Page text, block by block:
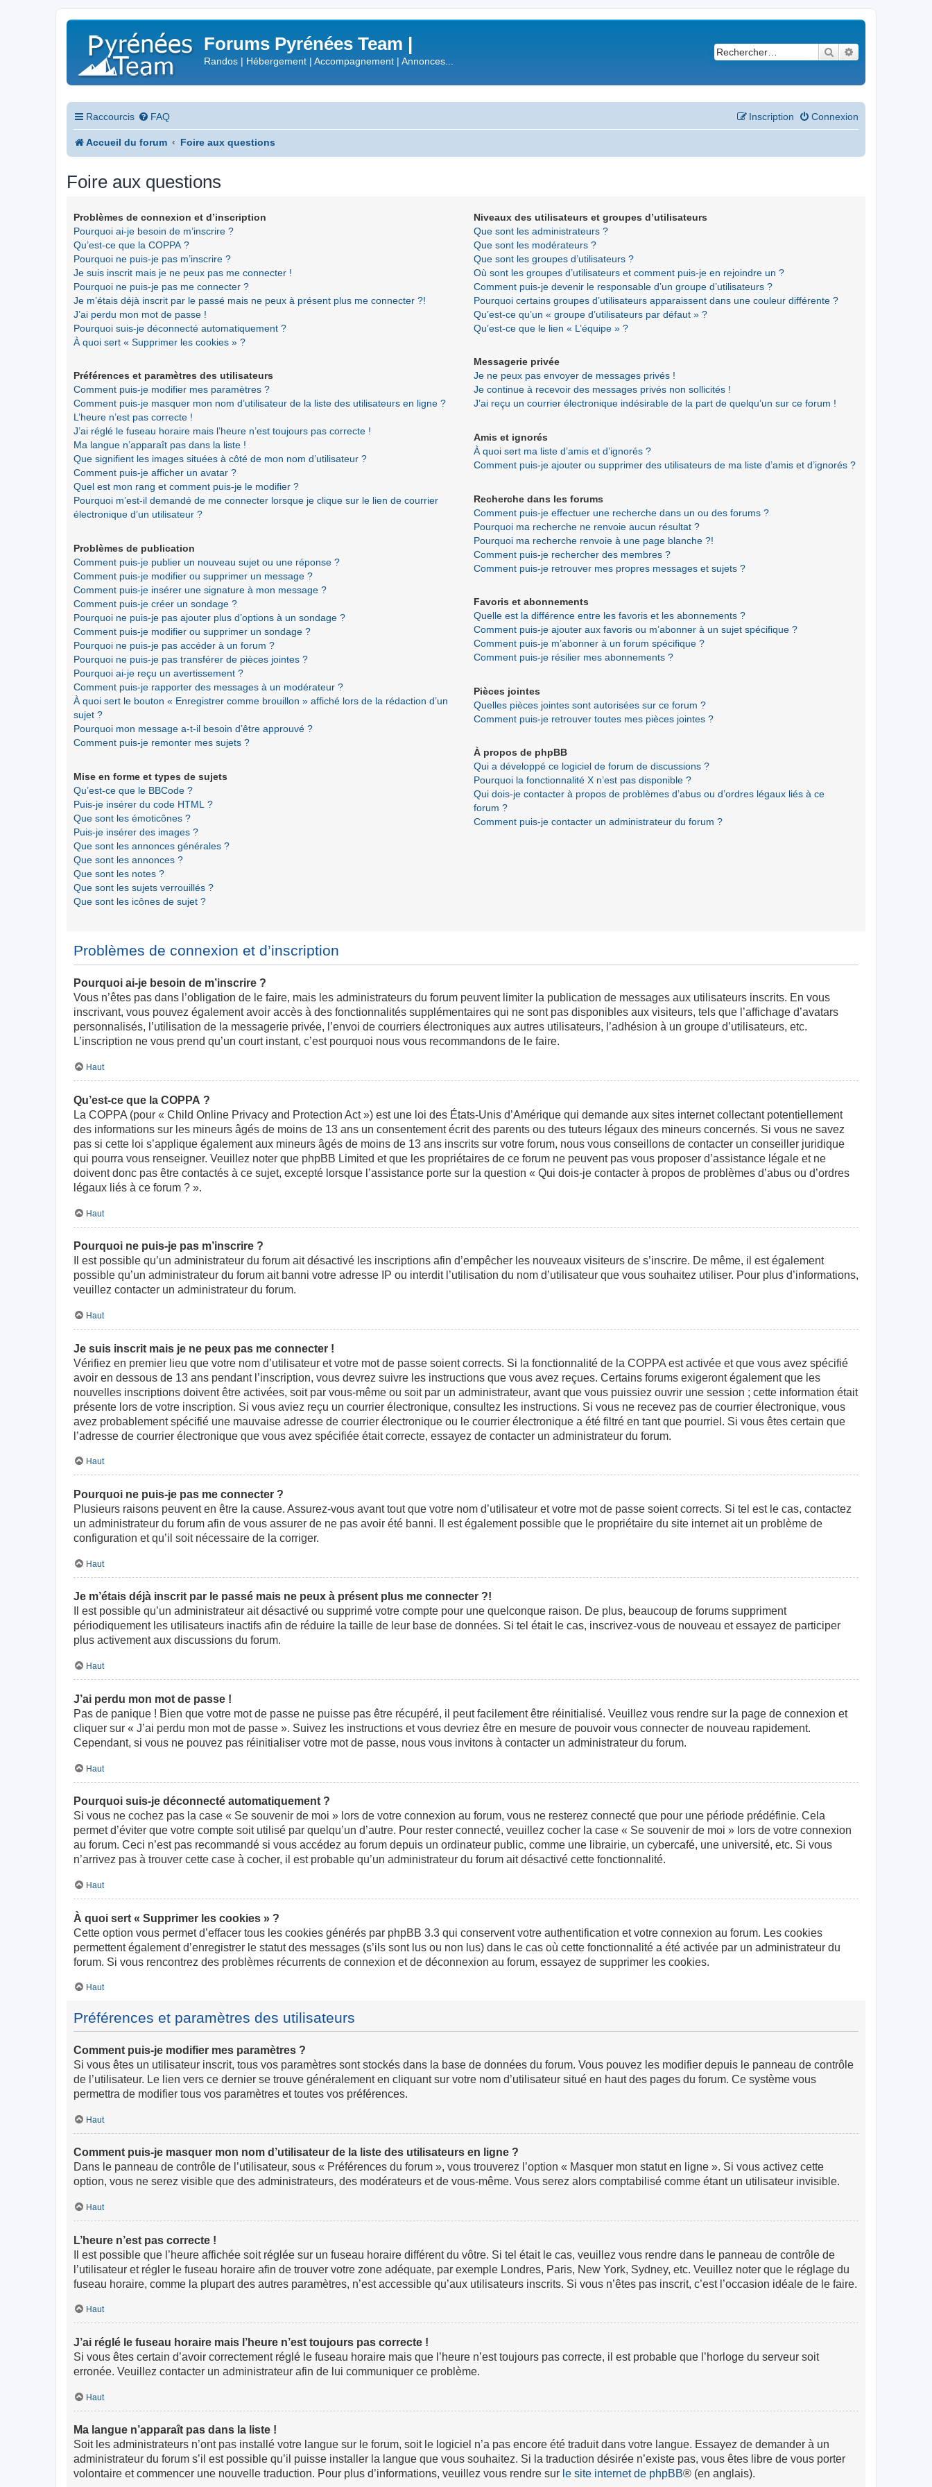
Forums Pyrénées Team |
Randos | Hébergement | Accompagnement | Annonces...
Rechercher
Raccourcis FAQ Connexion
Inscription
Accueil du forum Foire aux questions
Foire aux questions
Problèmes de connexion et d’inscription
Pourquoi ai-je besoin de m’inscrire ?
Qu’est-ce que la COPPA ?
Pourquoi ne puis-je pas m’inscrire ?
Je suis inscrit mais je ne peux pas me connecter !
Pourquoi ne puis-je pas me connecter ?
Je m’étais déjà inscrit par le passé mais ne peux à présent plus me connecter ?!
J’ai perdu mon mot de passe !
Pourquoi suis-je déconnecté automatiquement ?
À quoi sert « Supprimer les cookies » ?
Préférences et paramètres des utilisateurs
Comment puis-je modifier mes paramètres ?
Comment puis-je masquer mon nom d’utilisateur de la liste des utilisateurs en ligne ?
L’heure n’est pas correcte !
J’ai réglé le fuseau horaire mais l’heure n’est toujours pas correcte !
Ma langue n’apparaît pas dans la liste !
Que signifient les images situées à côté de mon nom d’utilisateur ?
Comment puis-je afficher un avatar ?
Quel est mon rang et comment puis-je le modifier ?
Pourquoi m’est-il demandé de me connecter lorsque je clique sur le lien de courrier
électronique d’un utilisateur ?
Problèmes de publication
Comment puis-je publier un nouveau sujet ou une réponse ?
Comment puis-je modifier ou supprimer un message ?
Comment puis-je insérer une signature à mon message ?
Comment puis-je créer un sondage ?
Pourquoi ne puis-je pas ajouter plus d’options à un sondage ?
Comment puis-je modifier ou supprimer un sondage ?
Pourquoi ne puis-je pas accéder à un forum ?
Pourquoi ne puis-je pas transférer de pièces jointes ?
Pourquoi ai-je reçu un avertissement ?
Comment puis-je rapporter des messages à un modérateur ?
À quoi sert le bouton « Enregistrer comme brouillon » affiché lors de la rédaction d’un
sujet ?
Pourquoi mon message a-t-il besoin d’être approuvé ?
Comment puis-je remonter mes sujets ?
Mise en forme et types de sujets
Qu’est-ce que le BBCode ?
Puis-je insérer du code HTML ?
Que sont les émoticônes ?
Puis-je insérer des images ?
Que sont les annonces générales ?
Que sont les annonces ?
Que sont les notes ?
Que sont les sujets verrouillés ?
Que sont les icônes de sujet ?
Niveaux des utilisateurs et groupes d’utilisateurs
Que sont les administrateurs ?
Que sont les modérateurs ?
Que sont les groupes d’utilisateurs ?
Où sont les groupes d’utilisateurs et comment puis-je en rejoindre un ?
Comment puis-je devenir le responsable d’un groupe d’utilisateurs ?
Pourquoi certains groupes d’utilisateurs apparaissent dans une couleur différente ?
Qu’est-ce qu’un « groupe d’utilisateurs par défaut » ?
Qu’est-ce que le lien « L’équipe » ?
Messagerie privée
Je ne peux pas envoyer de messages privés !
Je continue à recevoir des messages privés non sollicités !
J’ai reçu un courrier électronique indésirable de la part de quelqu’un sur ce forum !
Amis et ignorés
À quoi sert ma liste d’amis et d’ignorés ?
Comment puis-je ajouter ou supprimer des utilisateurs de ma liste d’amis et d’ignorés ?
Recherche dans les forums
Comment puis-je effectuer une recherche dans un ou des forums ?
Pourquoi ma recherche ne renvoie aucun résultat ?
Pourquoi ma recherche renvoie à une page blanche ?!
Comment puis-je rechercher des membres ?
Comment puis-je retrouver mes propres messages et sujets ?
Favoris et abonnements
Quelle est la différence entre les favoris et les abonnements ?
Comment puis-je ajouter aux favoris ou m’abonner à un sujet spécifique ?
Comment puis-je m’abonner à un forum spécifique ?
Comment puis-je résilier mes abonnements ?
Pièces jointes
Quelles pièces jointes sont autorisées sur ce forum ?
Comment puis-je retrouver toutes mes pièces jointes ?
À propos de phpBB
Qui a développé ce logiciel de forum de discussions ?
Pourquoi la fonctionnalité X n’est pas disponible ?
Qui dois-je contacter à propos de problèmes d’abus ou d’ordres légaux liés à ce
forum ?
Comment puis-je contacter un administrateur du forum ?
Problèmes de connexion et d’inscription
Pourquoi ai-je besoin de m’inscrire ?
Vous n’êtes pas dans l’obligation de le faire, mais les administrateurs du forum peuvent limiter la publication de messages aux utilisateurs inscrits. En vous
inscrivant, vous pouvez également avoir accès à des fonctionnalités supplémentaires qui ne sont pas disponibles aux visiteurs, tels que l’affichage d’avatars
personnalisés, l’utilisation de la messagerie privée, l’envoi de courriers électroniques aux autres utilisateurs, l’adhésion à un groupe d’utilisateurs, etc.
L’inscription ne vous prend qu’un court instant, c’est pourquoi nous vous recommandons de le faire.
Haut
Qu’est-ce que la COPPA ?
La COPPA (pour « Child Online Privacy and Protection Act ») est une loi des États-Unis d’Amérique qui demande aux sites internet collectant potentiellement
des informations sur les mineurs âgés de moins de 13 ans un consentement écrit des parents ou des tuteurs légaux des mineurs concernés. Si vous ne savez
pas si cette loi s’applique également aux mineurs âgés de moins de 13 ans inscrits sur votre forum, nous vous conseillons de contacter un conseiller juridique
qui pourra vous renseigner. Veuillez noter que phpBB Limited et que les propriétaires de ce forum ne peuvent pas vous proposer d’assistance légale et ne
doivent donc pas être contactés à ce sujet, excepté lorsque l’assistance porte sur la question « Qui dois-je contacter à propos de problèmes d’abus ou d’ordres
légaux liés à ce forum ? ».
Haut
Pourquoi ne puis-je pas m’inscrire ?
Il est possible qu’un administrateur du forum ait désactivé les inscriptions afin d’empêcher les nouveaux visiteurs de s’inscrire. De même, il est également
possible qu’un administrateur du forum ait banni votre adresse IP ou interdit l’utilisation du nom d’utilisateur que vous souhaitez utiliser. Pour plus d’informations,
veuillez contacter un administrateur du forum.
Haut
Je suis inscrit mais je ne peux pas me connecter !
Vérifiez en premier lieu que votre nom d’utilisateur et votre mot de passe soient corrects. Si la fonctionnalité de la COPPA est activée et que vous avez spécifié
avoir en dessous de 13 ans pendant l’inscription, vous devrez suivre les instructions que vous avez reçues. Certains forums exigeront également que les
nouvelles inscriptions doivent être activées, soit par vous-même ou soit par un administrateur, avant que vous puissiez ouvrir une session ; cette information était
présente lors de votre inscription. Si vous aviez reçu un courrier électronique, consultez les instructions. Si vous ne recevez pas de courrier électronique, vous
avez probablement spécifié une mauvaise adresse de courrier électronique ou le courrier électronique a été filtré en tant que pourriel. Si vous êtes certain que
l’adresse de courrier électronique que vous avez spécifiée était correcte, essayez de contacter un administrateur du forum.
Haut
Pourquoi ne puis-je pas me connecter ?
Plusieurs raisons peuvent en être la cause. Assurez-vous avant tout que votre nom d’utilisateur et votre mot de passe soient corrects. Si tel est le cas, contactez
un administrateur du forum afin de vous assurer de ne pas avoir été banni. Il est également possible que le propriétaire du site internet ait un problème de
configuration et qu’il soit nécessaire de la corriger.
Haut
Je m’étais déjà inscrit par le passé mais ne peux à présent plus me connecter ?!
Il est possible qu’un administrateur ait désactivé ou supprimé votre compte pour une quelconque raison. De plus, beaucoup de forums suppriment
périodiquement les utilisateurs inactifs afin de réduire la taille de leur base de données. Si tel était le cas, inscrivez-vous de nouveau et essayez de participer
plus activement aux discussions du forum.
Haut
J’ai perdu mon mot de passe !
Pas de panique ! Bien que votre mot de passe ne puisse pas être récupéré, il peut facilement être réinitialisé. Veuillez vous rendre sur la page de connexion et
cliquer sur « J’ai perdu mon mot de passe ». Suivez les instructions et vous devriez être en mesure de pouvoir vous connecter de nouveau rapidement.
Cependant, si vous ne pouvez pas réinitialiser votre mot de passe, nous vous invitons à contacter un administrateur du forum.
Haut
Pourquoi suis-je déconnecté automatiquement ?
Si vous ne cochez pas la case « Se souvenir de moi » lors de votre connexion au forum, vous ne resterez connecté que pour une période prédéfinie. Cela
permet d’éviter que votre compte soit utilisé par quelqu’un d’autre. Pour rester connecté, veuillez cocher la case « Se souvenir de moi » lors de votre connexion
au forum. Ceci n’est pas recommandé si vous accédez au forum depuis un ordinateur public, comme une librairie, un cybercafé, une université, etc. Si vous
n’arrivez pas à trouver cette case à cocher, il est probable qu’un administrateur du forum ait désactivé cette fonctionnalité.
Haut
À quoi sert « Supprimer les cookies » ?
Cette option vous permet d’effacer tous les cookies générés par phpBB 3.3 qui conservent votre authentification et votre connexion au forum. Les cookies
permettent également d’enregistrer le statut des messages (s’ils sont lus ou non lus) dans le cas où cette fonctionnalité a été activée par un administrateur du
forum. Si vous rencontrez des problèmes récurrents de connexion et de déconnexion au forum, essayez de supprimer les cookies.
Haut
Préférences et paramètres des utilisateurs
Comment puis-je modifier mes paramètres ?
Si vous êtes un utilisateur inscrit, tous vos paramètres sont stockés dans la base de données du forum. Vous pouvez les modifier depuis le panneau de contrôle
de l’utilisateur. Le lien vers ce dernier se trouve généralement en cliquant sur votre nom d’utilisateur situé en haut des pages du forum. Ce système vous
permettra de modifier tous vos paramètres et toutes vos préférences.
Haut
Comment puis-je masquer mon nom d’utilisateur de la liste des utilisateurs en ligne ?
Dans le panneau de contrôle de l’utilisateur, sous « Préférences du forum », vous trouverez l’option « Masquer mon statut en ligne ». Si vous activez cette
option, vous ne serez visible que des administrateurs, des modérateurs et de vous-même. Vous serez alors comptabilisé comme étant un utilisateur invisible.
Haut
L’heure n’est pas correcte !
Il est possible que l’heure affichée soit réglée sur un fuseau horaire différent du vôtre. Si tel était le cas, veuillez vous rendre dans le panneau de contrôle de
l’utilisateur et régler le fuseau horaire afin de trouver votre zone adéquate, par exemple Londres, Paris, New York, Sydney, etc. Veuillez noter que le réglage du
fuseau horaire, comme la plupart des autres paramètres, n’est accessible qu’aux utilisateurs inscrits. Si vous n’êtes pas inscrit, c’est l’occasion idéale de le faire.
Haut
J’ai réglé le fuseau horaire mais l’heure n’est toujours pas correcte !
Si vous êtes certain d’avoir correctement réglé le fuseau horaire mais que l’heure n’est toujours pas correcte, il est probable que l’horloge du serveur soit
erronée. Veuillez contacter un administrateur afin de lui communiquer ce problème.
Haut
Ma langue n’apparaît pas dans la liste !
Soit les administrateurs n’ont pas installé votre langue sur le forum, soit le logiciel n’a pas encore été traduit dans votre langue. Essayez de demander à un
administrateur du forum s’il est possible qu’il puisse installer la langue que vous souhaitez. Si la traduction désirée n’existe pas, vous êtes libre de vous porter
volontaire et commencer une nouvelle traduction. Pour plus d’informations, veuillez vous rendre sur le site internet de phpBB® (en anglais).